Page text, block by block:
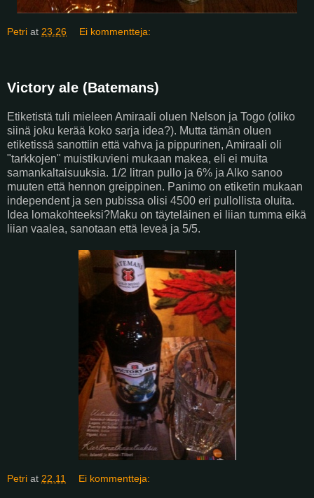
Petri at 23.26 Ei kommentteja:
Victory ale (Batemans)
Etiketistä tuli mieleen Amiraali oluen Nelson ja Togo (oliko
siinä joku kerää koko sarja idea?). Mutta tämän oluen
etiketissä sanottiin että vahva ja pippurinen, Amiraali oli
"tarkkojen" muistikuvieni mukaan makea, eli ei muita
samankaltaisuuksia. 1/2 litran pullo ja 6% ja Alko sanoo
muuten että hennon greippinen. Panimo on etiketin mukaan
independent ja sen pubissa olisi 4500 eri pullollista oluita.
Idea lomakohteeksi?Maku on täyteläinen ei liian tumma eikä
liian vaalea, sanotaan että leveä ja 5/5.
Petri at 22.11 Ei kommentteja: